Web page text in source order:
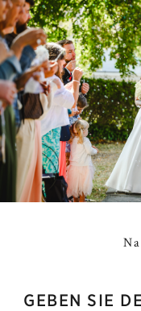
GEBEN SIE